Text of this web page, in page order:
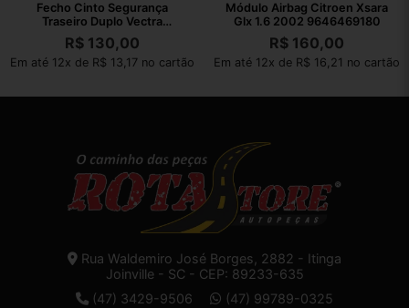
Fecho Cinto Segurança
Traseiro Duplo Vectra
Collection 2011
R$ 130,00
Em até 12x de R$ 13,17 no cartão
Módulo Airbag Citroen Xsara
Glx 1.6 2002 9646469180
R$ 160,00
Em até 12x de R$ 16,21 no cartão
Rua Waldemiro José Borges, 2882 - Itinga
Joinville - SC - CEP: 89233-635
(47) 3429-9506
(47) 99789-0325